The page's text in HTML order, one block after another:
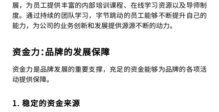
展，为员工提供丰富的内部培训课程、在线学习资源以及导师制
度。通过持续的团队学习，字节跳动的员工能够不断提升自己的
能力，为公司的业务创新和发展提供源源不断的动力。
资金力：品牌的发展保障
资金力是品牌发展的重要支撑，充足的资金能够为品牌的各项活
动提供保障。
1. 稳定的资金来源